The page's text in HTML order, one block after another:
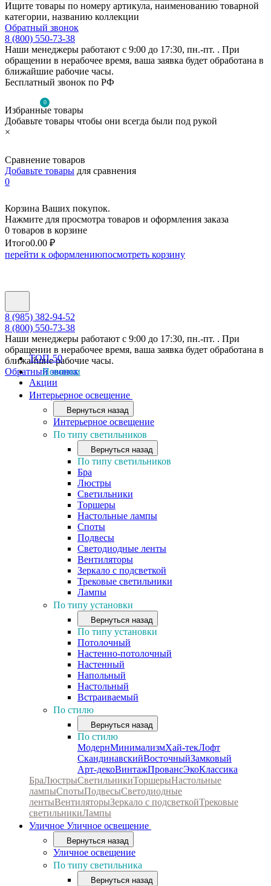
Ищите товары по номеру артикула, наименованию товарной
категории, названию коллекции
Обратный звонок
8 (800) 550-73-38
Наши менеджеры работают с 9:00 до 17:30, пн.-пт. . При
обращении в нерабочее время, ваша заявка будет обработана в
ближайшие рабочие часы.
Бесплатный звонок по РФ
0
Избранные товары
Добавьте товары чтобы они всегда были под рукой
×
Сравнение товаров
Добавьте товары для сравнения
0
Корзина Ваших покупок.
Нажмите для просмотра товаров и оформления заказа
0 товаров в корзине
Итого0.00 ₽
перейти к оформлениюпосмотреть корзину
8 (985) 382-94-52
8 (800) 550-73-38
Наши менеджеры работают с 9:00 до 17:30, пн.-пт. . При
обращении в нерабочее время, ваша заявка будет обработана в
ближайшие рабочие часы.
Обратный звонок
ТОП-50
Новинки
Акции
Интерьерное освещение
Вернуться назад
Интерьерное освещение
По типу светильников
Вернуться назад
По типу светильников
Бра
Люстры
Светильники
Торшеры
Настольные лампы
Споты
Подвесы
Светодиодные ленты
Вентиляторы
Зеркало с подсветкой
Трековые светильники
Лампы
По типу установки
Вернуться назад
По типу установки
Потолочный
Настенно-потолочный
Настенный
Напольный
Настольный
Встраиваемый
По стилю
Вернуться назад
По стилю
МодернМинимализмХай-текЛофт
СкандинавскийВосточныйЗамковый
Арт-декоВинтажПровансЭкоКлассика
БраЛюстрыСветильникиТоршерыНастольные
лампыСпотыПодвесыСветодиодные
лентыВентиляторыЗеркало с подсветкойТрековые
светильникиЛампы
Уличное Уличное освещение
Вернуться назад
Уличное освещение
По типу светильника
Вернуться назад